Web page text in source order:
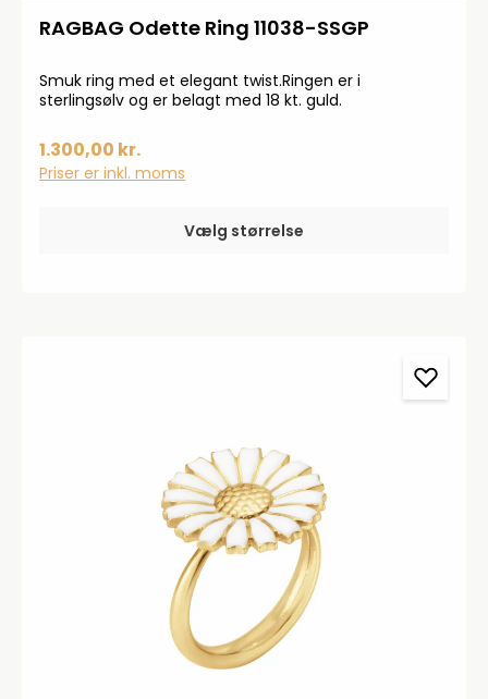
RAGBAG Odette Ring 11038-SSGP
Smuk ring med et elegant twist.Ringen er i
sterlingsølv og er belagt med 18 kt. guld.
1.300,00 kr.
Priser er inkl. moms
Vælg størrelse